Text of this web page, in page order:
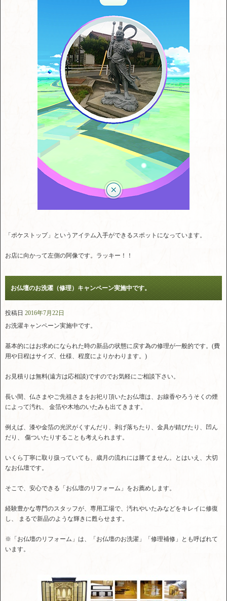
「ポケストップ」というアイテム入手ができるスポットになっています。
お店に向かって左側の阿像です。ラッキー！！
お仏壇のお洗濯（修理）キャンペーン実施中です。
投稿日 2016年7月22日
お洗濯キャンペーン実施中です。
基本的にはお求めになられた時の新品の状態に戻す為の修理が一般的です。(費
用や日程はサイズ、仕様、程度によりかわります。)
お見積りは無料(遠方は応相談)ですのでお気軽にご相談下さい。
長い間、仏さまやご先祖さまをお祀り頂いたお仏壇は、お線香やろうそくの煙
によって汚れ、 金箔や木地のいたみも出てきます。
例えば、漆や金箔の光沢がくすんだり、剥げ落ちたり、金具が錆びたり、凹ん
だり、 傷ついたりすることも考えられます。
いくら丁寧に取り扱っていても、歳月の流れには勝てません。とはいえ、大切
なお仏壇です。
そこで、安心できる「お仏壇のリフォーム」をお薦めします。
経験豊かな専門のスタッフが、専用工場で、汚れやいたみなどをキレイに修復
し、 まるで新品のような輝きに甦らせます。
※「お仏壇のリフォーム」は、「お仏壇のお洗濯」「修理補修」とも呼ばれて
います。